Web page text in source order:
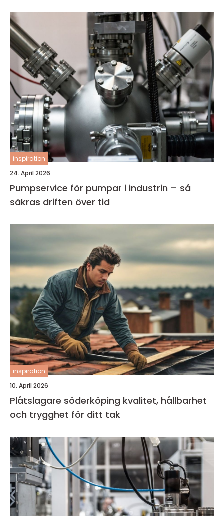
inspiration
24. April 2026
Pumpservice för pumpar i industrin – så
säkras driften över tid
inspiration
10. April 2026
Plåtslagare söderköping kvalitet, hållbarhet
och trygghet för ditt tak